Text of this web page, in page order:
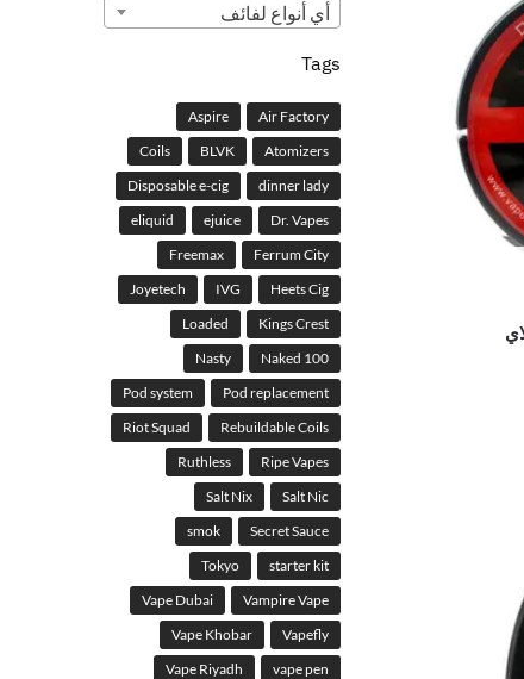
أي ‏أنواع لفائف
Tags
Air Factory
Aspire
Atomizers
BLVK
Coils
dinner lady
Disposable e-cig
Dr. Vapes
ejuice
eliquid
Ferrum City
Freemax
Heets Cig
IVG
Joyetech
Kings Crest
Loaded
Naked 100
Nasty
Pod replacement
Pod system
Rebuildable Coils
Riot Squad
Ripe Vapes
Ruthless
Salt Nic
Salt Nix
Secret Sauce
smok
starter kit
Tokyo
Vampire Vape
Vape Dubai
Vapefly
Vape Khobar
vape pen
Vape Riyadh